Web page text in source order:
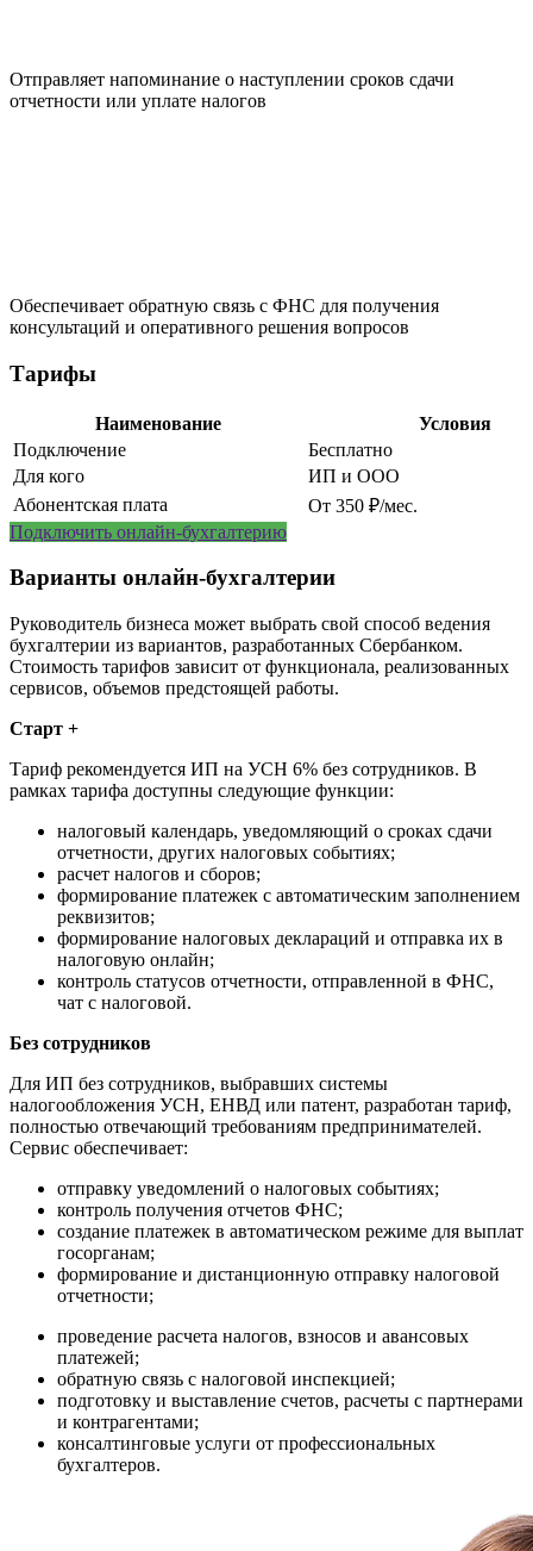
Отправляет напоминание о наступлении сроков сдачи
отчетности или уплате налогов
Обеспечивает обратную связь с ФНС для получения
консультаций и оперативного решения вопросов
Тарифы
Наименование
Условия
Подключение
Бесплатно
Для кого
ИП и ООО
Абонентская плата
От 350 ₽/мес.
Подключить онлайн-бухгалтерию
Варианты онлайн-бухгалтерии
Руководитель бизнеса может выбрать свой способ ведения
бухгалтерии из вариантов, разработанных Сбербанком.
Стоимость тарифов зависит от функционала, реализованных
сервисов, объемов предстоящей работы.
Старт +
Тариф рекомендуется ИП на УСН 6% без сотрудников. В
рамках тарифа доступны следующие функции:
налоговый календарь, уведомляющий о сроках сдачи
отчетности, других налоговых событиях;
расчет налогов и сборов;
формирование платежек с автоматическим заполнением
реквизитов;
формирование налоговых деклараций и отправка их в
налоговую онлайн;
контроль статусов отчетности, отправленной в ФНС,
чат с налоговой.
Без сотрудников
Для ИП без сотрудников, выбравших системы
налогообложения УСН, ЕНВД или патент, разработан тариф,
полностью отвечающий требованиям предпринимателей.
Сервис обеспечивает:
отправку уведомлений о налоговых событиях;
контроль получения отчетов ФНС;
создание платежек в автоматическом режиме для выплат
госорганам;
формирование и дистанционную отправку налоговой
отчетности;
проведение расчета налогов, взносов и авансовых
платежей;
обратную связь с налоговой инспекцией;
подготовку и выставление счетов, расчеты с партнерами
и контрагентами;
консалтинговые услуги от профессиональных
бухгалтеров.